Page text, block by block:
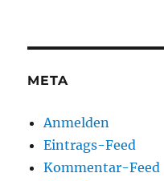
META
Anmelden
Eintrags-Feed
Kommentar-Feed